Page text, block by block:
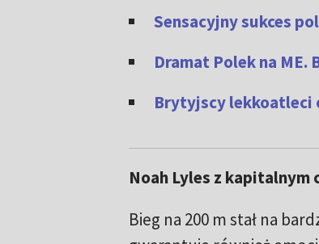
Sensacyjny sukces
Dramat Polek na
Brytyjscy lekkoatleci
Noah Lyles z kapitalnym
Bieg na 200 m stał na